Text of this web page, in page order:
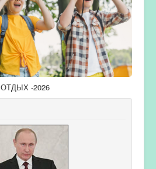
ОТДЫХ -2026